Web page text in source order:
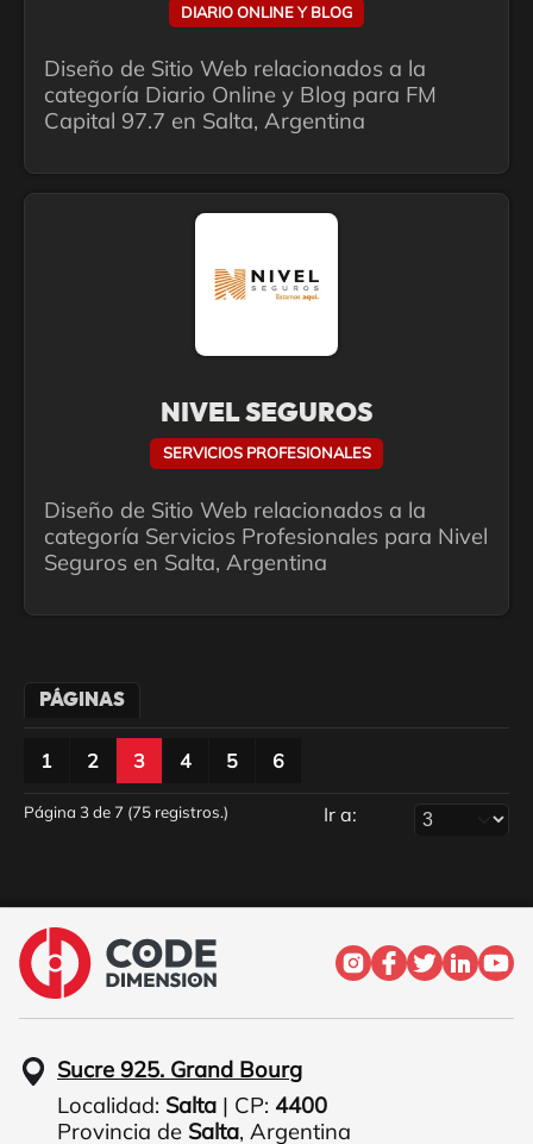
DIARIO ONLINE Y BLOG
Diseño de Sitio Web relacionados a la
categoría Diario Online y Blog para FM
Capital 97.7 en Salta, Argentina
NIVEL SEGUROS
SERVICIOS PROFESIONALES
Diseño de Sitio Web relacionados a la
categoría Servicios Profesionales para Nivel
Seguros en Salta, Argentina
PÁGINAS
1 2 3 4 5 6
Página 3 de 7 (75 registros.) Ir a:
Sucre 925. Grand Bourg
Localidad: Salta | CP: 4400
Provincia de Salta, Argentina